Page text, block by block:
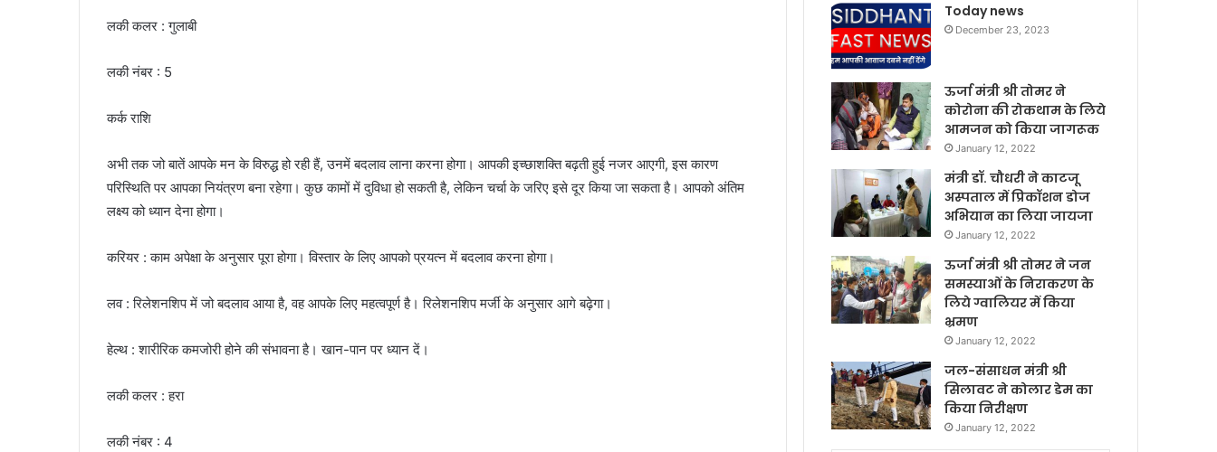
लकी कलर : गुलाबी
लकी नंबर : 5
कर्क राशि
अभी तक जो बातें आपके मन के विरुद्ध हो रही हैं, उनमें बदलाव लाना करना होगा। आपकी इच्छाशक्ति बढ़ती हुई नजर आएगी, इस कारण
परिस्थिति पर आपका नियंत्रण बना रहेगा। कुछ कामों में दुविधा हो सकती है, लेकिन चर्चा के जरिए इसे दूर किया जा सकता है। आपको अंतिम
लक्ष्य को ध्यान देना होगा।
करियर : काम अपेक्षा के अनुसार पूरा होगा। विस्तार के लिए आपको प्रयत्न में बदलाव करना होगा।
लव : रिलेशनशिप में जो बदलाव आया है, वह आपके लिए महत्वपूर्ण है। रिलेशनशिप मर्जी के अनुसार आगे बढ़ेगा।
हेल्थ : शारीरिक कमजोरी होने की संभावना है। खान-पान पर ध्यान दें।
लकी कलर : हरा
लकी नंबर : 4
Today news
December 23, 2023
ऊर्जा मंत्री श्री तोमर ने
कोरोना की रोकथाम के लिये
आमजन को किया जागरूक
January 12, 2022
मंत्री डॉ. चौधरी ने काटजू
अस्पताल में प्रिकॉशन डोज
अभियान का लिया जायजा
January 12, 2022
ऊर्जा मंत्री श्री तोमर ने जन
समस्याओं के निराकरण के
लिये ग्वालियर में किया
भ्रमण
January 12, 2022
जल-संसाधन मंत्री श्री
सिलावट ने कोलार डेम का
किया निरीक्षण
January 12, 2022